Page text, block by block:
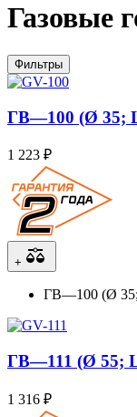
Газовые
Фильтры
ГВ—100 (Ø 35;
1 223 ₽
+
ГВ—100 (Ø
ГВ—111 (Ø 55;
1 316 ₽